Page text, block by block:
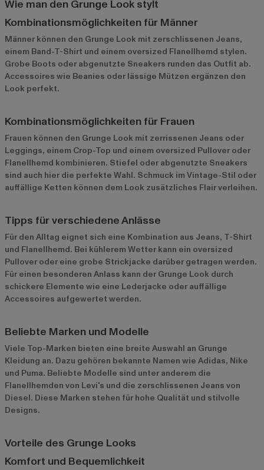
Wie man den Grunge Look stylt
Kombinationsmöglichkeiten für Männer
Männer können den Grunge Look mit zerschlissenen Jeans,
einem Band-T-Shirt und einem oversized Flanellhemd stylen.
Grobe Boots oder abgenutzte Sneakers runden das Outfit ab.
Accessoires wie Beanies oder lässige Mützen ergänzen den
Look perfekt.
Kombinationsmöglichkeiten für Frauen
Frauen können den Grunge Look mit zerrissenen Jeans oder
Leggings, einem Crop-Top und einem oversized Pullover oder
Flanellhemd kombinieren. Stiefel oder abgenutzte Sneakers
sind auch hier die perfekte Wahl. Schmuck im Vintage-Stil oder
auffällige Ketten können dem Look zusätzliches Flair verleihen.
Tipps für verschiedene Anlässe
Für den Alltag eignet sich eine Kombination aus Jeans, T-Shirt
und Flanellhemd. Bei kühlerem Wetter kann ein oversized
Pullover oder eine grobe Strickjacke darüber getragen werden.
Für einen besonderen Anlass kann der Grunge Look durch
schickere Elemente wie eine Lederjacke oder auffällige
Accessoires aufgewertet werden.
Beliebte Marken und Modelle
Viele Top-Marken bieten eine breite Auswahl an Grunge
Kleidung an. Dazu gehören bekannte Namen wie Adidas, Nike
und Puma. Beliebte Modelle sind unter anderem die
Flanellhemden von Levi's und die zerschlissenen Jeans von
Diesel. Diese Marken stehen für hohe Qualität und stilvolle
Designs.
Vorteile des Grunge Looks
Komfort und Bequemlichkeit